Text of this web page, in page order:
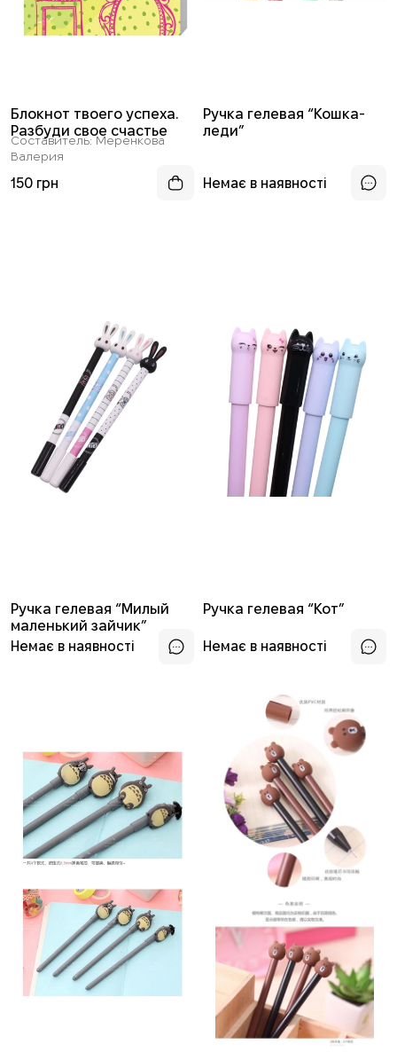
Блокнот твоего успеха.
Разбуди свое счастье
Составитель: Меренкова
Валерия
150 грн
Ручка гелевая “Кошка-
леди”
Немає в наявності
Ручка гелевая “Милый
маленький зайчик”
Немає в наявності
Ручка гелевая “Кот”
Немає в наявності